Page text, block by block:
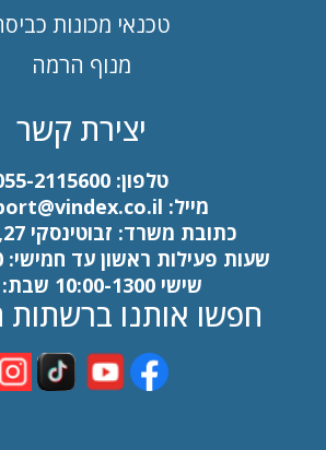
טכנאי מכונות
מנוף הרמה
יצירת קשר
טלפון: 2115600
מייל:
כתובת משרד: זבוטינסקי 27, ירושלים
שעות פעילות ראשון עד חמישי: 10:00 - 1700
שישי 10:00-1300 שבת: סגור
חפשו אותנו ברשתות